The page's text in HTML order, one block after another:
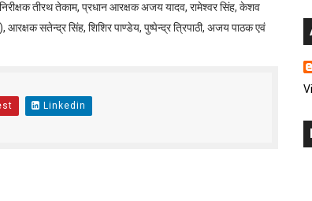
तीरथ तेकाम, प्रधान आरक्षक अजय यादव, रामेश्वर सिंह, केशव
आरक्षक सतेन्द्र सिंह, शिशिर पाण्डेय, पुष्पेन्द्र त्रिपाठी, अजय पाठक एवं
Linkedin